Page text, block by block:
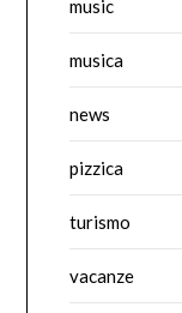
music
musica
news
pizzica
turismo
vacanze